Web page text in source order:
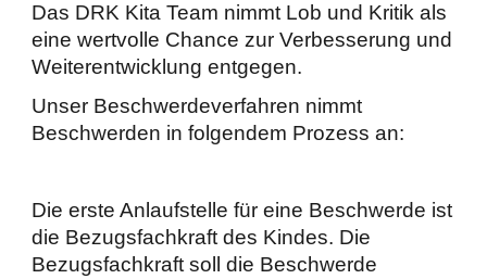
Das DRK Kita Team nimmt Lob und Kritik als
eine wertvolle Chance zur Verbesserung und
Weiterentwicklung entgegen.
Unser Beschwerdeverfahren nimmt
Beschwerden in folgendem Prozess an:
Die erste Anlaufstelle für eine Beschwerde ist
die Bezugsfachkraft des Kindes. Die
Bezugsfachkraft soll die Beschwerde